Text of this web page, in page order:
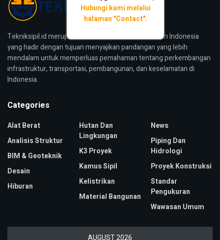
Tekniksipil.id merupakan media konstruksi bangunan Indonesia
yang hadir dengan tujuan menyajikan pandangan yang lebih
mendalam untuk memperluas pemahaman tentang perkembangan
infrastruktur, transportasi, pembangunan, dan keselamatan di
Indonesia.
Hubungi kami melalui
halaman "Contact".
Categories
Alat Berat
Analisis Struktur
BIM & Geoteknik
Desain
Hiburan
Hutan Dan
Lingkungan
K3 Proyek
Kamus Sipil
Kelistrikan
Material Bangunan
News
Piping Dan
Hidrologi
Proyek Konstruksi
Standar
Pengukuran
Wawasan Umum
AUGUST 2026